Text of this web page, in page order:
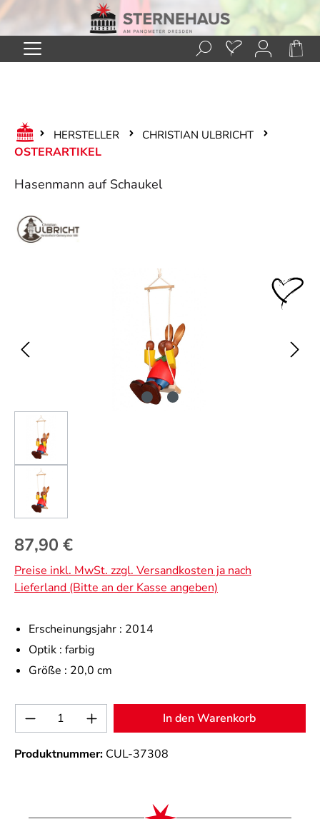
Zum Hauptinhalt springen
HERSTELLER CHRISTIAN ULBRICHT
OSTERARTIKEL
Hasenmann auf Schaukel
Regulärer Preis:
87,90 €
Preise inkl. MwSt. zzgl. Versandkosten ja nach
Lieferland (Bitte an der Kasse angeben)
Erscheinungsjahr : 2014
Optik : farbig
Größe : 20,0 cm
Produkt Anzahl: Gib den gewünschten
In den Warenkorb
Produktnummer: CUL-37308